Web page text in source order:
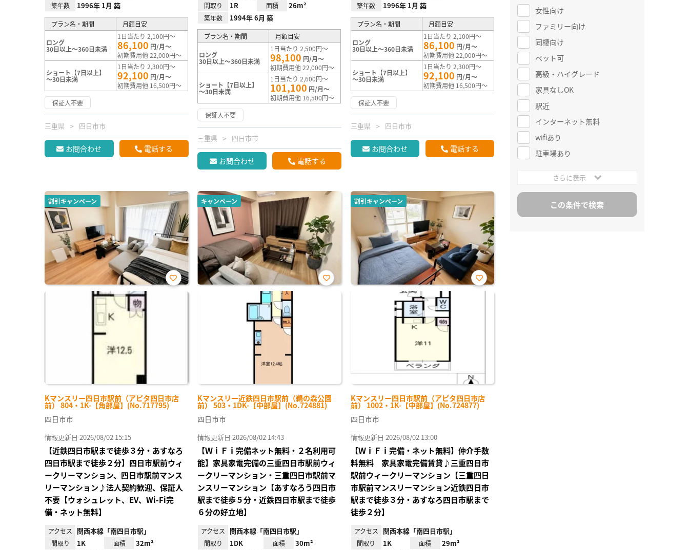
築年数 1996年 1月 築
プラン名・期間 月額目安
ロング
30日以上～360日未満
1日当たり 2,100円～
86,100 円/月～
初期費用他 22,000円～
ショート【7日以上】
～30日未満
1日当たり 2,300円～
92,100 円/月～
初期費用他 16,500円～
保証人不要
三重県 四日市市
お問合わせ 電話する
間取り 1R 面積 26m²
築年数 1994年 6月 築
プラン名・期間 月額目安
ロング
30日以上～360日未満
1日当たり 2,500円～
98,100 円/月～
初期費用他 22,000円～
ショート【7日以上】
～30日未満
1日当たり 2,600円～
101,100 円/月～
初期費用他 16,500円～
保証人不要
三重県 四日市市
お問合わせ 電話する
築年数 1996年 1月 築
プラン名・期間 月額目安
ロング
30日以上～360日未満
1日当たり 2,100円～
86,100 円/月～
初期費用他 22,000円～
ショート【7日以上】
～30日未満
1日当たり 2,300円～
92,100 円/月～
初期費用他 16,500円～
保証人不要
三重県 四日市市
お問合わせ 電話する
割引キャンペーン
Kマンスリー四日市駅前（アピタ四日市店
前） 804・1K-【角部屋】(No.717795)
お気
四日市市
情報更新日 2026/08/02 15:15
【近鉄四日市駅まで徒歩３分・あすなろ
四日市駅まで徒歩２分】四日市駅前ウィ
ークリーマンション、四日市駅前マンス
リーマンション♪法人契約歓迎、保証人
不要【ウォシュレット、EV、Wi-Fi完
備・ネット無料】
アクセス 関西本線「南四日市駅」
間取り 1K 面積 32m²
キャンペーン
Kマンスリー近鉄四日市駅前（鵜の森公園
前） 503・1DK-【中部屋】(No.724881)
お気
四日市市
情報更新日 2026/08/02 14:43
【ＷｉＦｉ完備ネット無料・２名利用可
能】家具家電完備の三重四日市駅前ウィ
ークリーマンション・三重四日市駅前マ
ンスリーマンション【あすなろう四日市
駅まで徒歩５分・近鉄四日市駅まで徒歩
６分の好立地】
アクセス 関西本線「南四日市駅」
間取り 1DK 面積 30m²
割引キャンペーン
Kマンスリー四日市駅前（アピタ四日市店
前） 1002・1K-【中部屋】(No.724877)
お気
四日市市
情報更新日 2026/08/02 13:00
【ＷｉＦｉ完備・ネット無料】仲介手数
料無料 家具家電完備賃貸♪三重四日市
駅前ウィークリーマンション【三重四日
市駅前マンスリーマンション近鉄四日市
駅まで徒歩３分・あすなろ四日市駅まで
徒歩２分】
アクセス 関西本線「南四日市駅」
間取り 1K 面積 29m²
女性向け
ファミリー向け
同棲向け
ペット可
高級・ハイグレード
家具なしOK
駅近
インターネット無料
wifiあり
駐車場あり
さらに表示